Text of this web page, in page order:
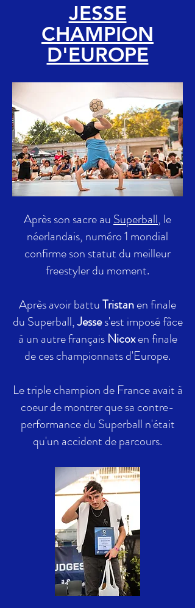
JESSE
CHAMPION
D'EUROPE
Après son sacre auSuperball, le
néerlandais, numéro 1 mondial
confirme son statut du meilleur
freestyler du moment.
Après avoir battuTristanen finale
du Superball,Jesses'est imposé fâce
à un autre français Nicoxen finale
de ces championnats d'Europe.
Le triple champion de France avait à
coeur de montrer que sa contre-
performance du Superball n'était
qu'un accident de parcours.